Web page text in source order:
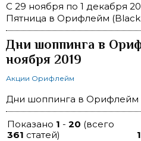
C 29 ноября по 1 декабря
Пятница в Орифлейм (Black
Дни шоппинга в
ноября 2019
Акции Орифлейм
Дни шоппинга в Орифлейм
Показано 1 - 20 (всего
361 статей)
1